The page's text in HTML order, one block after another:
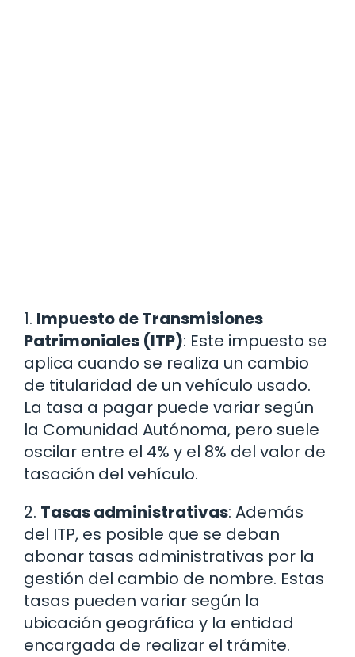
1. Impuesto de Transmisiones
Patrimoniales (ITP): Este impuesto se
aplica cuando se realiza un cambio
de titularidad de un vehículo usado.
La tasa a pagar puede variar según
la Comunidad Autónoma, pero suele
oscilar entre el 4% y el 8% del valor de
tasación del vehículo.
2. Tasas administrativas: Además
del ITP, es posible que se deban
abonar tasas administrativas por la
gestión del cambio de nombre. Estas
tasas pueden variar según la
ubicación geográfica y la entidad
encargada de realizar el trámite.